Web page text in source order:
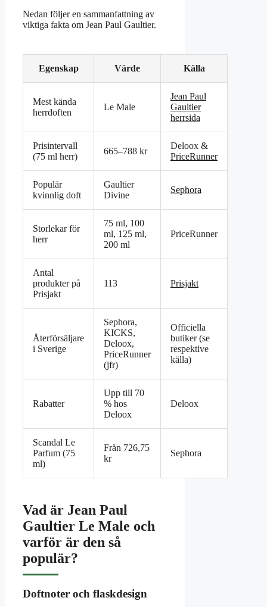
Nedan följer en sammanfattning av
viktiga fakta om Jean Paul Gaultier.
Egenskap Värde Källa
Mest kända
herrdoften
Le Male
Jean Paul
Gaultier
herrsida
Prisintervall
(75 ml herr)
665–788 kr
Deloox &
PriceRunner
Populär
kvinnlig doft
Gaultier
Divine
Sephora
Storlekar för
herr
75 ml, 100
ml, 125 ml,
200 ml
PriceRunner
Antal
produkter på
Prisjakt
113 Prisjakt
Återförsäljare
i Sverige
Sephora,
KICKS,
Deloox,
PriceRunner
(jfr)
Officiella
butiker (se
respektive
källa)
Rabatter
Upp till 70
% hos
Deloox
Deloox
Scandal Le
Parfum (75
ml)
Från 726,75
kr
Sephora
Vad är Jean Paul
Gaultier Le Male och
varför är den så
populär?
Doftnoter och flaskdesign